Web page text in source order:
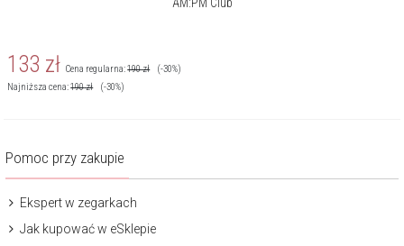
AM:PM Club
133 zł Cena regularna:190zł
(-30%)
Najniższa cena:190zł (-30%)
Pomoc przy zakupie
Ekspert w zegarkach
Jak kupować w eSklepie